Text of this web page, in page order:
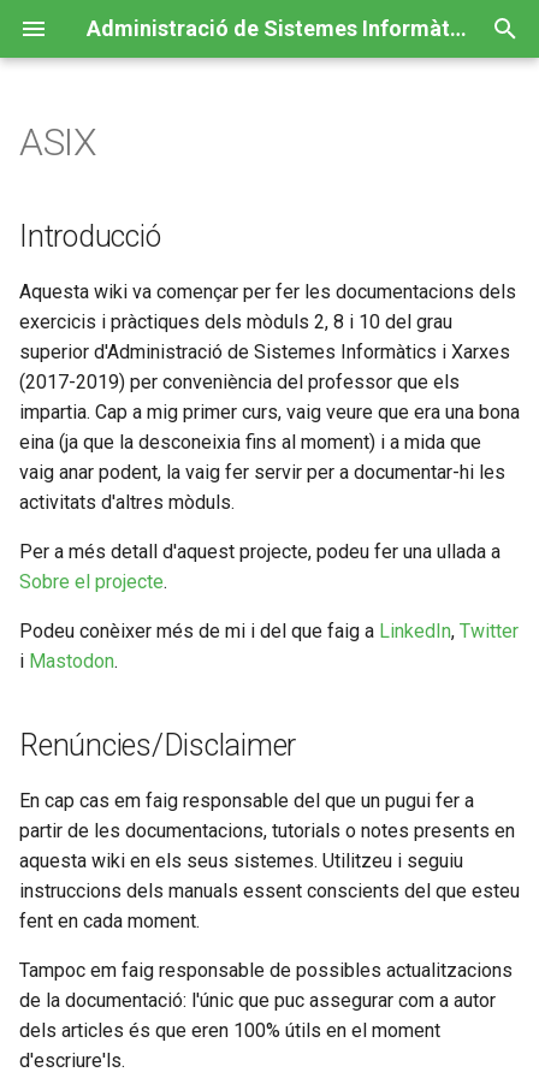
Administració de Sistemes Informàtics en Xarxa
i
u
e
a
c
o
e
ç
a
c
c
Introducció
Renúncies/Disclaimer
ASIX
Introducció
Aquesta wiki va començar per fer les documentacions dels
exercicis i pràctiques dels mòduls 2, 8 i 10 del grau
superior d'Administració de Sistemes Informàtics i Xarxes
(2017-2019) per conveniència del professor que els
impartia. Cap a mig primer curs, vaig veure que era una bona
eina (ja que la desconeixia fins al moment) i a mida que
vaig anar podent, la vaig fer servir per a documentar-hi les
activitats d'altres mòduls.
Per a més detall d'aquest projecte, podeu fer una ullada a
Sobre el projecte.
Podeu conèixer més de mi i del que faig a LinkedIn, Twitter
i Mastodon.
Renúncies/Disclaimer
En cap cas em faig responsable del que un pugui fer a
partir de les documentacions, tutorials o notes presents en
aquesta wiki en els seus sistemes. Utilitzeu i seguiu
instruccions dels manuals essent conscients del que esteu
fent en cada moment.
Tampoc em faig responsable de possibles actualitzacions
de la documentació: l'únic que puc assegurar com a autor
dels articles és que eren 100% útils en el moment
d'escriure'ls.